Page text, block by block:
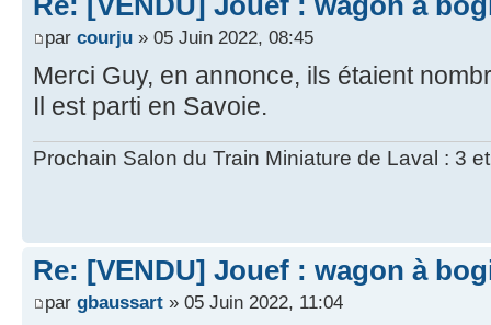
par courju » 05 Juin 2022, 08:45
Merci Guy, en annonce, ils étaient
Il est parti en Savoie.
Prochain Salon du Train Miniature de Laval : 3
Re: [VENDU] Jouef : wagon à
par gbaussart » 05 Juin 2022, 11:04